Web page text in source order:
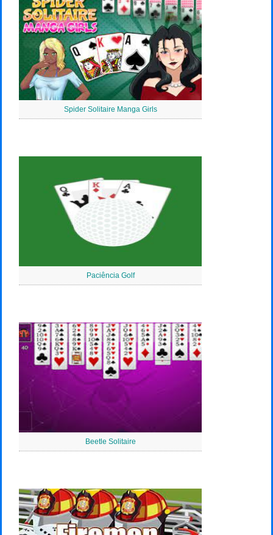
Spider Solitaire Manga Girls
Paciência Golf
Beetle Solitaire